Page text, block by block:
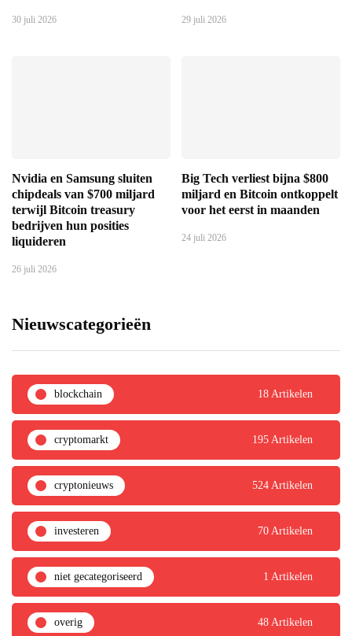
30 juli 2026 29 juli 2026
Nvidia en Samsung sluiten
chipdeals van $700 miljard
terwijl Bitcoin treasury
bedrijven hun posities
liquideren
26 juli 2026
Big Tech verliest bijna $800
miljard en Bitcoin ontkoppelt
voor het eerst in maanden
24 juli 2026
Nieuwscategorieën
blockchain 18 Artikelen
cryptomarkt 195 Artikelen
cryptonieuws 524 Artikelen
investeren 70 Artikelen
niet gecategoriseerd 1 Artikelen
overig 48 Artikelen